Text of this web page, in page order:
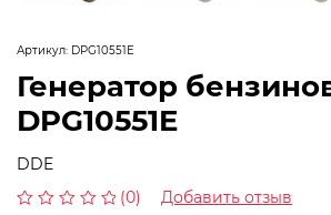
Артикул: DPG10551E
Генератор
DPG10551E
DDE
(0) Добавить отзыв